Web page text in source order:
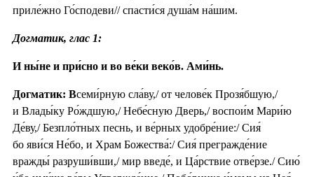
приле́жно Го́сподеви// спасти́ся душа́м на́шим.
Догматик, глас 1:
И ны́не и при́сно и во ве́ки веко́в. Ами́нь.
Догматик: Всеми́рную сла́ву,/ от челове́к Прозя́бшую,/
и Влады́ку Ро́ждшую,/ Небе́сную Дверь,/ воспои́м Мари́ю
Де́ву,/ Безпло́тных песнь, и ве́рных удобре́ние:/ Сия́
бо яви́ся Не́бо, и Храм Божества́:/ Сия́ прегражде́ние
вражды́ разруши́вши,/ мир введе́, и Ца́рствие отве́рзе./ Сию́